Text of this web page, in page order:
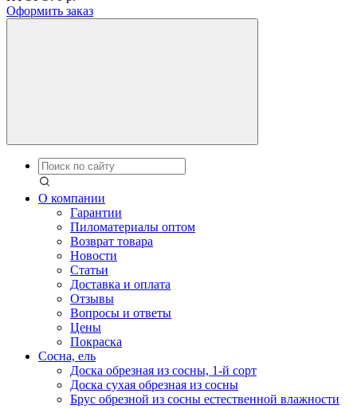
Оформить заказ
О компании
Гарантии
Пиломатериалы оптом
Возврат товара
Новости
Статьи
Доставка и оплата
Отзывы
Вопросы и ответы
Цены
Покраска
Сосна, ель
Доска обрезная из сосны, 1-й сорт
Доска сухая обрезная из сосны
Брус обрезной из сосны естественной влажности